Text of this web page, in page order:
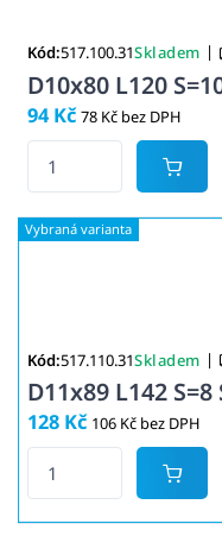
Kód:517.100.31Skladem |
D10x80 L120
94 Kč 78 Kč bez DPH
Kód:517.110.31Skladem |
D11x89 L142 S=8
128 Kč 106 Kč bez DPH